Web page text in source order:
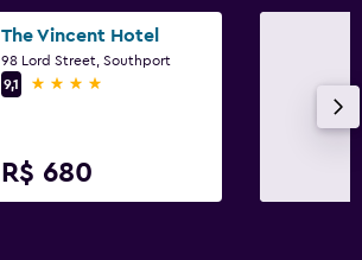
The Vincent Hotel
98 Lord Street, Southport
9,1
4 estrelas
R$ 680